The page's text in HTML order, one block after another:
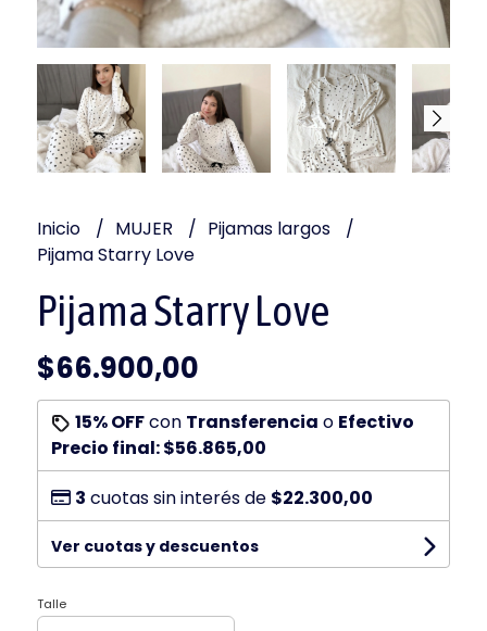
Inicio MUJER
Pijamas largos
Pijama Starry Love
Pijama Starry Love
$66.900,00
15% OFFcon Transferencia o Efectivo
Precio final:$56.865,00
3 cuotas sin interés de $22.300,00
Ver cuotas y descuentos
Talle